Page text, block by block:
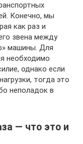
Конечно, мы
как раз и
звена между
машины. Для
необходимо
однако если
тогда это
неполадок в
— что это и